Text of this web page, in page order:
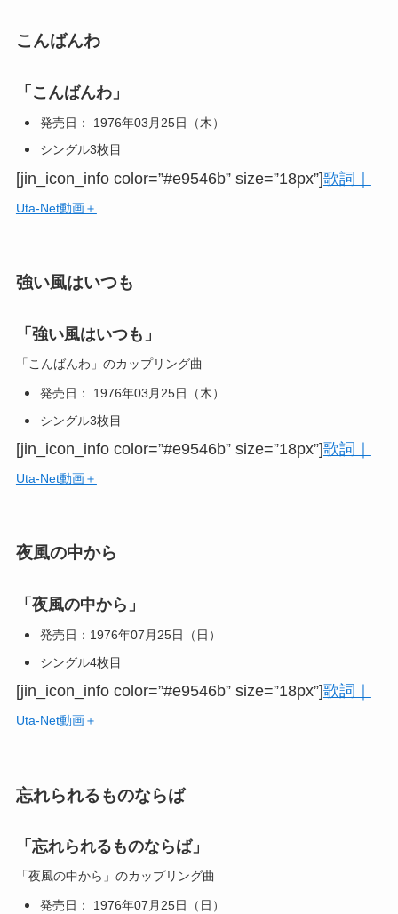
こんばんわ
「こんばんわ」
発売日： 1976年03月25日（木）
シングル3枚目
[jin_icon_info color=”#e9546b” size=”18px”]歌詞｜
Uta-Net動画＋
強い風はいつも
「強い風はいつも」
「こんばんわ」のカップリング曲
発売日： 1976年03月25日（木）
シングル3枚目
[jin_icon_info color=”#e9546b” size=”18px”]歌詞｜
Uta-Net動画＋
夜風の中から
「夜風の中から」
発売日：1976年07月25日（日）
シングル4枚目
[jin_icon_info color=”#e9546b” size=”18px”]歌詞｜
Uta-Net動画＋
忘れられるものならば
「忘れられるものならば」
「夜風の中から」のカップリング曲
発売日： 1976年07月25日（日）